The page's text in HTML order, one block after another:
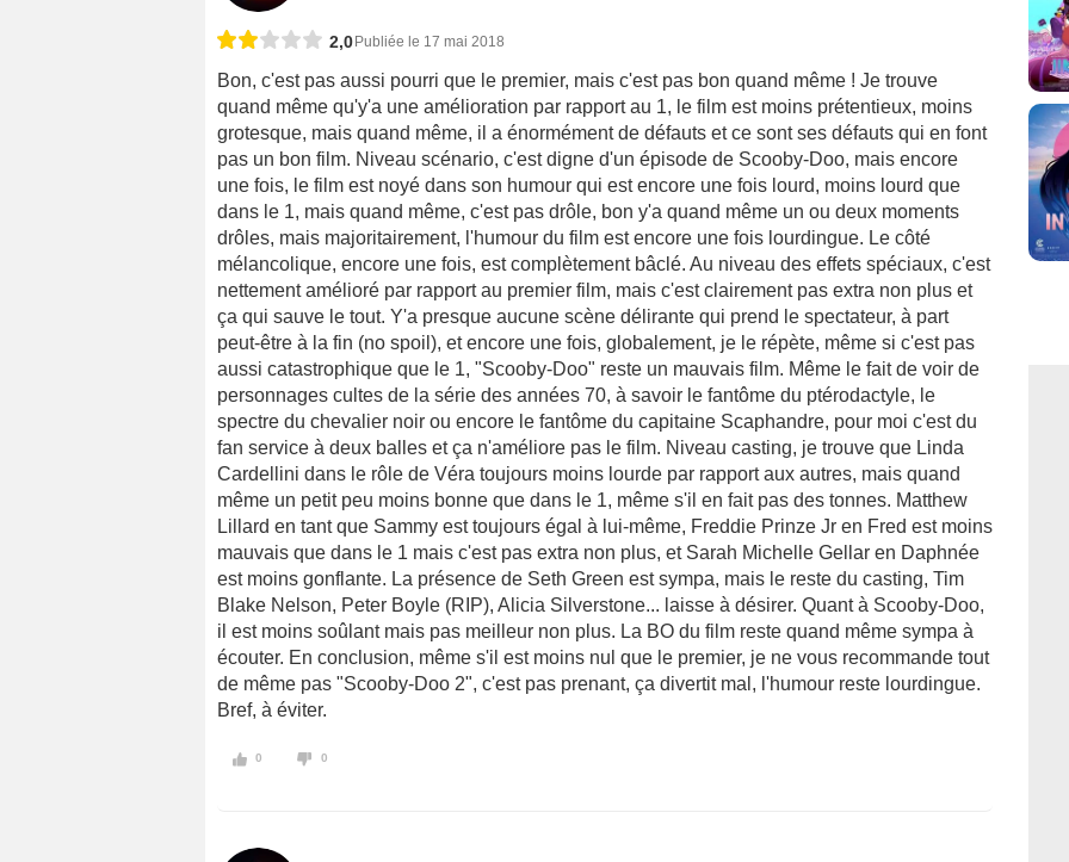
2,0 Publiée le 17 mai 2018
Bon, c'est pas aussi pourri que le premier, mais c'est pas bon quand même ! Je trouve
quand même qu'y'a une amélioration par rapport au 1, le film est moins prétentieux, moins
grotesque, mais quand même, il a énormément de défauts et ce sont ses défauts qui en font
pas un bon film. Niveau scénario, c'est digne d'un épisode de Scooby-Doo, mais encore
une fois, le film est noyé dans son humour qui est encore une fois lourd, moins lourd que
dans le 1, mais quand même, c'est pas drôle, bon y'a quand même un ou deux moments
drôles, mais majoritairement, l'humour du film est encore une fois lourdingue. Le côté
mélancolique, encore une fois, est complètement bâclé. Au niveau des effets spéciaux, c'est
nettement amélioré par rapport au premier film, mais c'est clairement pas extra non plus et
ça qui sauve le tout. Y'a presque aucune scène délirante qui prend le spectateur, à part
peut-être à la fin (no spoil), et encore une fois, globalement, je le répète, même si c'est pas
aussi catastrophique que le 1, "Scooby-Doo" reste un mauvais film. Même le fait de voir de
personnages cultes de la série des années 70, à savoir le fantôme du ptérodactyle, le
spectre du chevalier noir ou encore le fantôme du capitaine Scaphandre, pour moi c'est du
fan service à deux balles et ça n'améliore pas le film. Niveau casting, je trouve que Linda
Cardellini dans le rôle de Véra toujours moins lourde par rapport aux autres, mais quand
même un petit peu moins bonne que dans le 1, même s'il en fait pas des tonnes. Matthew
Lillard en tant que Sammy est toujours égal à lui-même, Freddie Prinze Jr en Fred est moins
mauvais que dans le 1 mais c'est pas extra non plus, et Sarah Michelle Gellar en Daphnée
est moins gonflante. La présence de Seth Green est sympa, mais le reste du casting, Tim
Blake Nelson, Peter Boyle (RIP), Alicia Silverstone... laisse à désirer. Quant à Scooby-Doo,
il est moins soûlant mais pas meilleur non plus. La BO du film reste quand même sympa à
écouter. En conclusion, même s'il est moins nul que le premier, je ne vous recommande tout
de même pas "Scooby-Doo 2", c'est pas prenant, ça divertit mal, l'humour reste lourdingue.
Bref, à éviter.
0 0